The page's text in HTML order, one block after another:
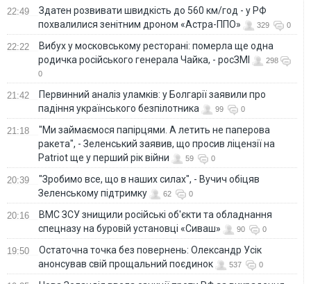
22:49
Здатен розвивати швидкість до 560 км/год - у РФ
похвалилися зенітним дроном «Астра-ППО»
329 0
22:22
Вибух у московському ресторані: померла ще одна
родичка російського генерала Чайка, - росЗМІ
298
0
21:42
Первинний аналіз уламків: у Болгарії заявили про
падіння українського безпілотника
99 0
21:18
"Ми займаємося папірцями. А летить не паперова
ракета", - Зеленський заявив, що просив ліцензії на
Patriot ще у перший рік війни
59 0
20:39
"Зробимо все, що в наших силах", - Вучич обіцяв
Зеленському підтримку
62 0
20:16
ВМС ЗСУ знищили російські об'єкти та обладнання
спецназу на буровій установці «Сиваш»
90 0
19:50
Остаточна точка без повернень: Олександр Усік
анонсував свій прощальний поєдинок
537 0